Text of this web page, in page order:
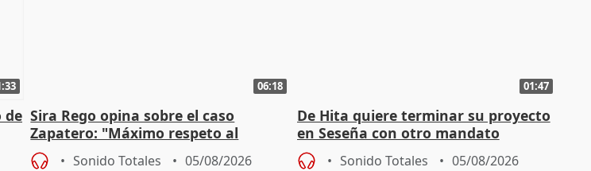
de
06:18
Sira Rego opina sobre el caso
Zapatero: "Máximo respeto al
proceso judicial"
Sonido Totales 05/08/2026
01:47
De Hita quiere terminar su proyecto
en Seseña con otro mandato
Sonido Totales 05/08/2026